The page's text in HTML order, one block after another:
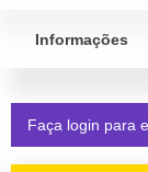
Informações
Faça login para